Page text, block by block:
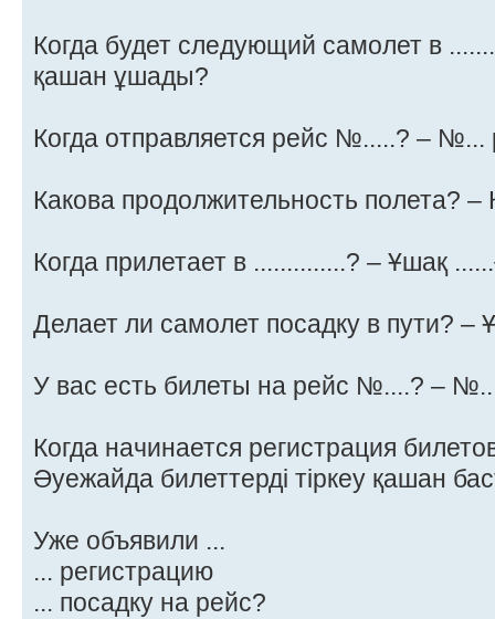
Когда будет следующий самолет в
қашан ұшады?
Когда отправляется рейс №.....? –
Какова продолжительность полета?
Когда прилетает в ..............? – Ұшақ
Делает ли самолет посадку в пути? –
У вас есть билеты на рейс №....? –
Когда начинается регистрация
Әуежайда билеттерді тіркеу қашан
Уже объявили ...
... регистрацию
... посадку на рейс?